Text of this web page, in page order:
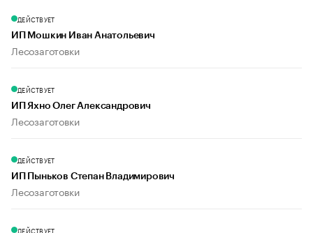
ДЕЙСТВУЕТ
ИП Мошкин Иван Анатольевич
Лесозаготовки
ДЕЙСТВУЕТ
ИП Яхно Олег Александрович
Лесозаготовки
ДЕЙСТВУЕТ
ИП Пыньков Степан Владимирович
Лесозаготовки
ДЕЙСТВУЕТ